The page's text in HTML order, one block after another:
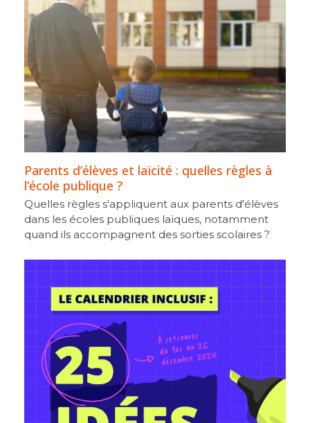
Parents d’élèves et laïcité : quelles règles à
l’école publique ?
Quelles règles s'appliquent aux parents d'élèves
dans les écoles publiques laïques, notamment
quand ils accompagnent des sorties scolaires ?